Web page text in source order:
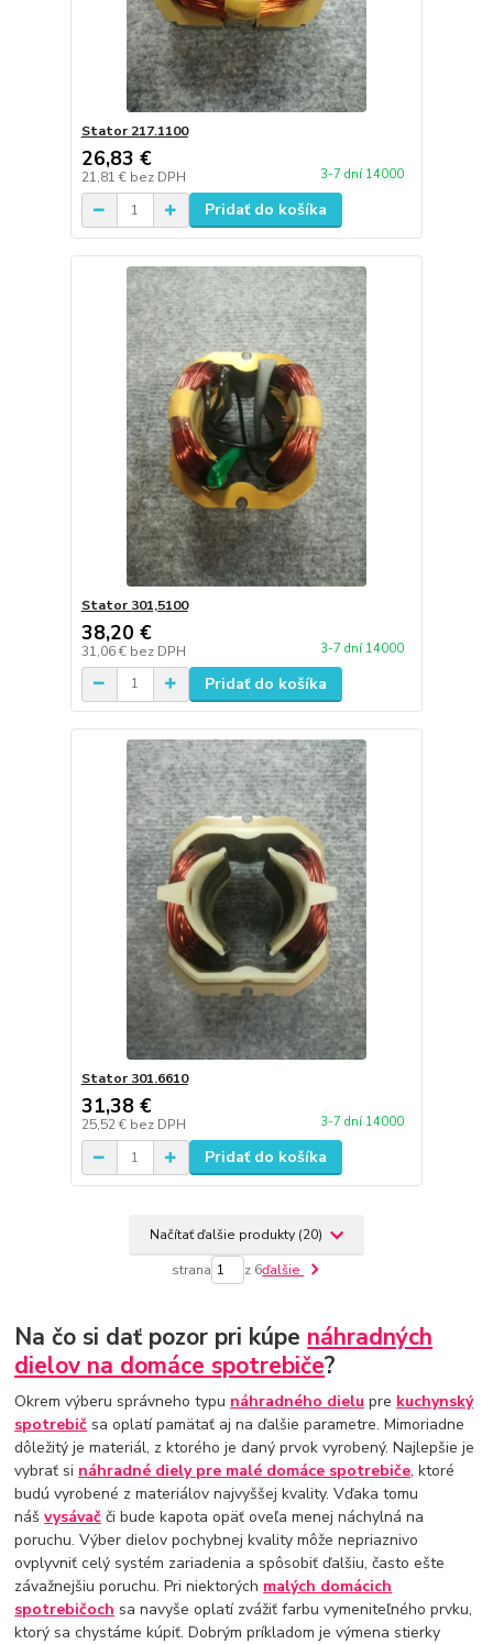
Stator 217.1100
26,83 €
21,81 € bez DPH 3-7 dní 14000
Pridať do košíka
Stator 301,5100
38,20 €
31,06 € bez DPH 3-7 dní 14000
Pridať do košíka
Stator 301.6610
31,38 €
25,52 € bez DPH 3-7 dní 14000
Pridať do košíka
Načítať ďalšie produkty (20)
strana z 6ďalšie
Na čo si dať pozor pri kúpe náhradných
dielov na domáce spotrebiče?
Okrem výberu správneho typu náhradného dielu pre kuchynský
spotrebič sa oplatí pamätať aj na ďalšie parametre. Mimoriadne
dôležitý je materiál, z ktorého je daný prvok vyrobený. Najlepšie je
vybrať si náhradné diely pre malé domáce spotrebiče, ktoré
budú vyrobené z materiálov najvyššej kvality. Vďaka tomu
nášvysávač či bude kapota opäť oveľa menej náchylná na
poruchu. Výber dielov pochybnej kvality môže nepriaznivo
ovplyvniť celý systém zariadenia a spôsobiť ďalšiu, často ešte
závažnejšiu poruchu. Pri niektorých malých domácich
spotrebičoch sa navyše oplatí zvážiť farbu vymeniteľného prvku,
ktorý sa chystáme kúpiť. Dobrým príkladom je výmena stierky